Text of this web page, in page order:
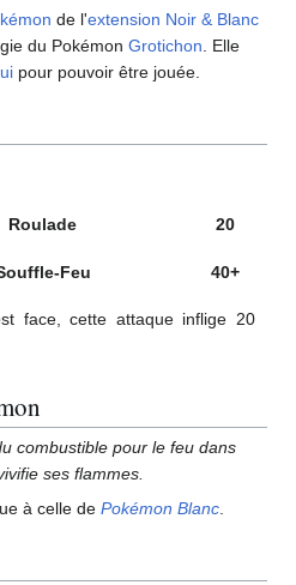
de l'extension Noir & Blanc
du Pokémon Grotichon . Elle
pour pouvoir être jouée.
Roulade 20
Feu 40+
face, cette attaque inflige 20
combustible pour le feu dans
ses flammes.
à celle de Pokémon Blanc.